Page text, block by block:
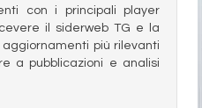
con i principali player
il siderweb TG e la
più rilevanti
a pubblicazioni e analisi